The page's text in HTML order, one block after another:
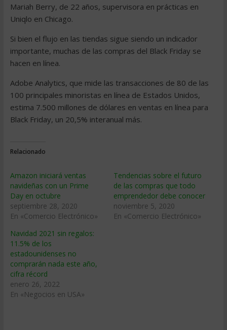
Mariah Berry, de 22 años, supervisora en prácticas en
Uniqlo en Chicago.
Si bien el flujo en las tiendas sigue siendo un indicador
importante, muchas de las compras del Black Friday se
hacen en línea.
Adobe Analytics, que mide las transacciones de 80 de las
100 principales minoristas en línea de Estados Unidos,
estima 7.500 millones de dólares en ventas en línea para
Black Friday, un 20,5% interanual más.
Relacionado
Amazon iniciará ventas
navideñas con un Prime
Day en octubre
septiembre 28, 2020
En «Comercio Electrónico»
Tendencias sobre el futuro
de las compras que todo
emprendedor debe conocer
noviembre 5, 2020
En «Comercio Electrónico»
Navidad 2021 sin regalos:
11.5% de los
estadounidenses no
comprarán nada este año,
cifra récord
enero 26, 2022
En «Negocios en USA»